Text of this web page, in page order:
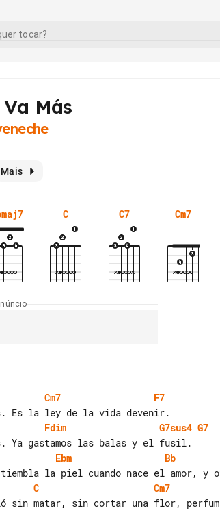
Más
Mais
C C7 Cm7
Cm7
F7
Fdim G7sus4 G7
Ebm Bb
C Cm7
sin matar, sin cortar una flor,